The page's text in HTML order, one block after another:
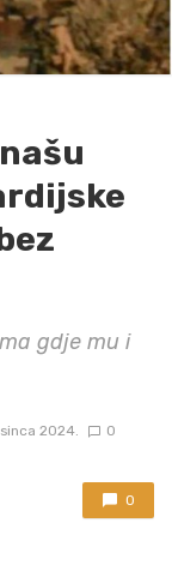
gdje mu i
2024. 0
0